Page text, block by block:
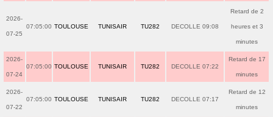
2026-
07-25
07:05:00 TOULOUSE TUNISAIR TU282 DECOLLE 09:08
Retard de 2
heures et 3
minutes
2026-
07-24
07:05:00 TOULOUSE TUNISAIR TU282 DECOLLE 07:22
Retard de 17
minutes
2026-
07-22
07:05:00 TOULOUSE TUNISAIR TU282 DECOLLE 07:17
Retard de 12
minutes